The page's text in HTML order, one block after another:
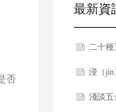
否
最新資
二十種
的缺陷
（fǎ）
浸（jìn
合金等
淺談五